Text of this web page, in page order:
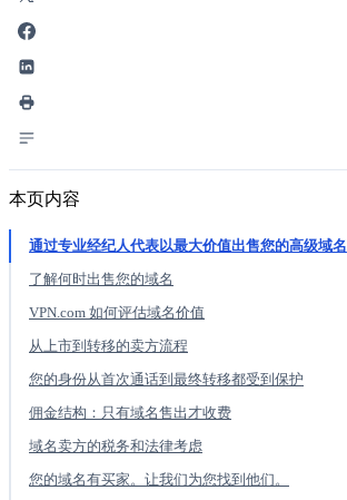
本页内容
通过专业经纪人代表以最大价值出售您的高级域名
了解何时出售您的域名
VPN.com 如何评估域名价值
从上市到转移的卖方流程
您的身份从首次通话到最终转移都受到保护
佣金结构：只有域名售出才收费
域名卖方的税务和法律考虑
您的域名有买家。让我们为您找到他们。